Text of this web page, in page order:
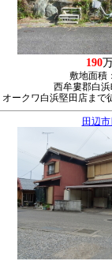
190
敷地面積
西牟婁郡白浜
オークワ白浜堅田店まで
田辺